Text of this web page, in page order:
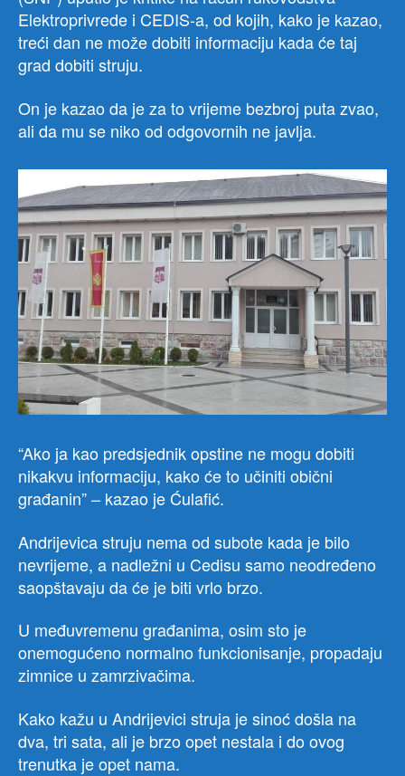
Elektroprivrede i CEDIS-a, od kojih, kako je kazao,
treći dan ne može dobiti informaciju kada će taj
grad dobiti struju.
On je kazao da je za to vrijeme bezbroj puta zvao,
ali da mu se niko od odgovornih ne javlja.
“Ako ja kao predsjednik opstine ne mogu dobiti
nikakvu informaciju, kako će to učiniti obični
građanin” – kazao je Ćulafić.
Andrijevica struju nema od subote kada je bilo
nevrijeme, a nadležni u Cedisu samo neodređeno
saopštavaju da će je biti vrlo brzo.
U međuvremenu građanima, osim sto je
onemogućeno normalno funkcionisanje, propadaju
zimnice u zamrzivačima.
Kako kažu u Andrijevici struja je sinoć došla na
dva, tri sata, ali je brzo opet nestala i do ovog
trenutka je opet nama.